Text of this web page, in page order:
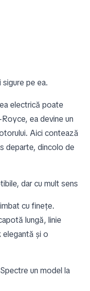
sigure pe ea.
electrică poate
ea devine un
Aici contează
departe, dincolo de
dar cu mult sens
cu finețe.
lungă, linie
elegantă și o
un model la